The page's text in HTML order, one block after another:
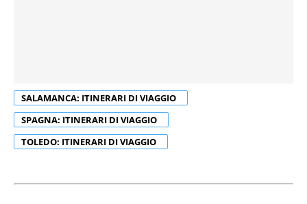
SALAMANCA: ITINERARI DI VIAGGIO
SPAGNA: ITINERARI DI VIAGGIO
TOLEDO: ITINERARI DI VIAGGIO